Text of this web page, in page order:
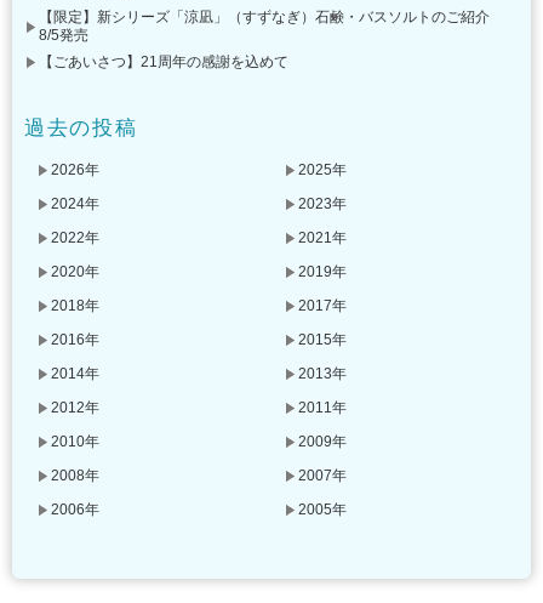
【限定】新シリーズ「涼凪」（すずなぎ）石鹸・バスソルトのご紹介
8/5発売
【ごあいさつ】21周年の感謝を込めて
過去の投稿
2026年
2025年
2024年
2023年
2022年
2021年
2020年
2019年
2018年
2017年
2016年
2015年
2014年
2013年
2012年
2011年
2010年
2009年
2008年
2007年
2006年
2005年